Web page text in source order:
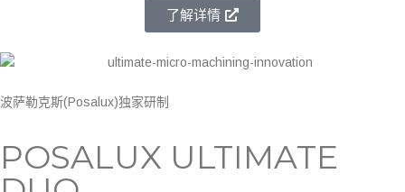
了解详情
波萨勒克斯(Posalux)独家研制
POSALUX ULTIMATE